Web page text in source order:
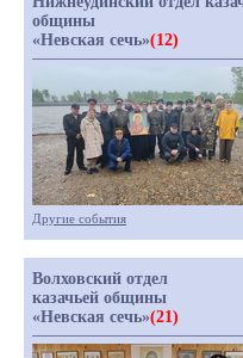
общины
«Невская сечь»(12)
Другие события
Волховский отдел
казачьей общины
«Невская сечь»(21)